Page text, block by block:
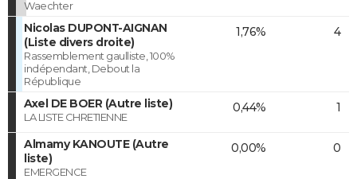
Waechter
Nicolas DUPONT-AIGNAN
(Liste divers droite)
Rassemblement gaulliste, 100%
indépendant, Debout la
République
1,76% 4
Axel DE BOER (Autre liste)
LA LISTE CHRETIENNE
0,44% 1
Almamy KANOUTE (Autre
liste)
EMERGENCE
0,00% 0